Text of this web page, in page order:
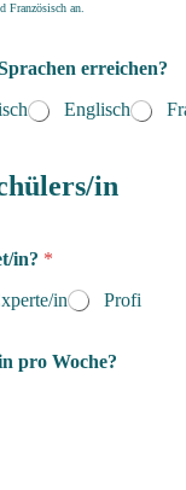
Französisch an.
erreichen?
Englisch
in
in? *
in Profi
pro Woche?